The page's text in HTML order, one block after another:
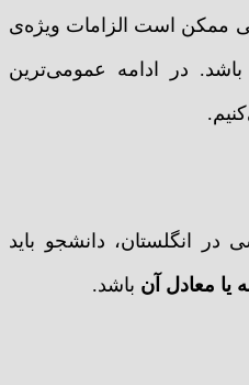
ممکن است الزامات ویژه‌ی
در ادامه عمومی‌ترین
در انگلستان، دانشجو باید
یا معادل آن باشد.